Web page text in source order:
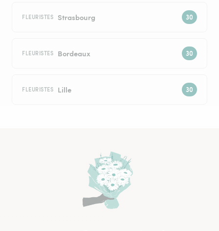
FLEURISTES Strasbourg
FLEURISTES Bordeaux
FLEURISTES Lille